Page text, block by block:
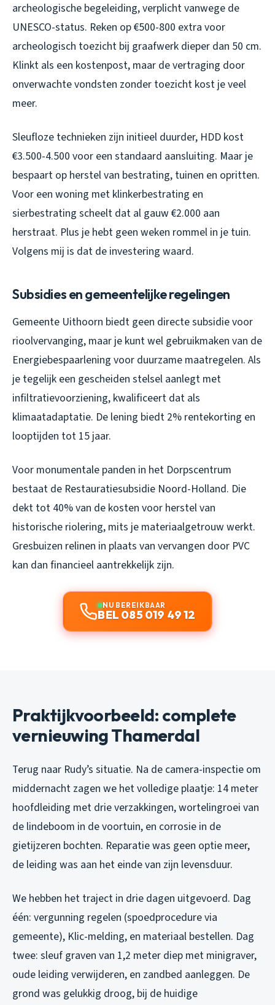
archeologische begeleiding, verplicht vanwege de
UNESCO-status. Reken op €500-800 extra voor
archeologisch toezicht bij graafwerk dieper dan 50 cm.
Klinkt als een kostenpost, maar de vertraging door
onverwachte vondsten zonder toezicht kost je veel
meer.
Sleufloze technieken zijn initieel duurder, HDD kost
€3.500-4.500 voor een standaard aansluiting. Maar je
bespaart op herstel van bestrating, tuinen en opritten.
Voor een woning met klinkerbestrating en
sierbestrating scheelt dat al gauw €2.000 aan
herstraat. Plus je hebt geen weken rommel in je tuin.
Volgens mij is dat de investering waard.
Subsidies en gemeentelijke regelingen
Gemeente Uithoorn biedt geen directe subsidie voor
rioolvervanging, maar je kunt wel gebruikmaken van de
Energiebespaarlening voor duurzame maatregelen. Als
je tegelijk een gescheiden stelsel aanlegt met
infiltratievoorziening, kwalificeert dat als
klimaatadaptatie. De lening biedt 2% rentekorting en
looptijden tot 15 jaar.
Voor monumentale panden in het Dorpscentrum
bestaat de Restauratiesubsidie Noord-Holland. Die
dekt tot 40% van de kosten voor herstel van
historische riolering, mits je materiaalgetrouw werkt.
Gresbuizen relinen in plaats van vervangen door PVC
kan dan financieel aantrekkelijk zijn.
NU BEREIKBAAR
BEL 085 019 49 12
Praktijkvoorbeeld: complete
vernieuwing Thamerdal
Terug naar Rudy’s situatie. Na de camera-inspectie om
middernacht zagen we het volledige plaatje: 14 meter
hoofdleiding met drie verzakkingen, wortelingroei van
de lindeboom in de voortuin, en corrosie in de
gietijzeren bochten. Reparatie was geen optie meer,
de leiding was aan het einde van zijn levensduur.
We hebben het traject in drie dagen uitgevoerd. Dag
één: vergunning regelen (spoedprocedure via
gemeente), Klic-melding, en materiaal bestellen. Dag
twee: sleuf graven van 1,2 meter diep met minigraver,
oude leiding verwijderen, en zandbed aanleggen. De
grond was gelukkig droog, bij de huidige